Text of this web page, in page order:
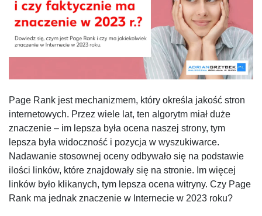
Page Rank jest mechanizmem, który określa jakość stron
internetowych. Przez wiele lat, ten algorytm miał duże
znaczenie – im lepsza była ocena naszej strony, tym
lepsza była widoczność i pozycja w wyszukiwarce.
Nadawanie stosownej oceny odbywało się na podstawie
ilości linków, które znajdowały się na stronie. Im więcej
linków było klikanych, tym lepsza ocena witryny. Czy Page
Rank ma jednak znaczenie w Internecie w 2023 roku?